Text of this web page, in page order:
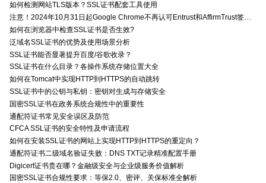
如何检测网站TLS版本？SSL证书配套工具使用
注意！2024年10月31日起Google Chrome不再认可Entrust和AffirmTrust签发的TLS证书
如何在浏览器中检查SSL证书是否生效?
泛域名SSL证书的优势及使用场景分析
SSL证书能否显著提升百度/谷歌收录？
SSL证书在什么目录？各操作系统存储位置大全
如何在Tomcat中实现HTTP到HTTPS的自动跳转
SSL证书中的公钥与私钥：密钥对生成与存储安全
国密SSL证书在政务系统合规性中的重要性
通配符证书常见安全误区及防范
CFCA SSL证书的安全特性及申请流程
如何在安装SSL证书的网站上实现HTTP到HTTPS的重定向？
通配符证书二级域名验证失败：DNS TXT记录精准配置手册
Digicert证书贵在哪？金融级安全与企业级服务价值解析
国密SSL证书合规性要求：等保2.0、密评、关保标准全解析